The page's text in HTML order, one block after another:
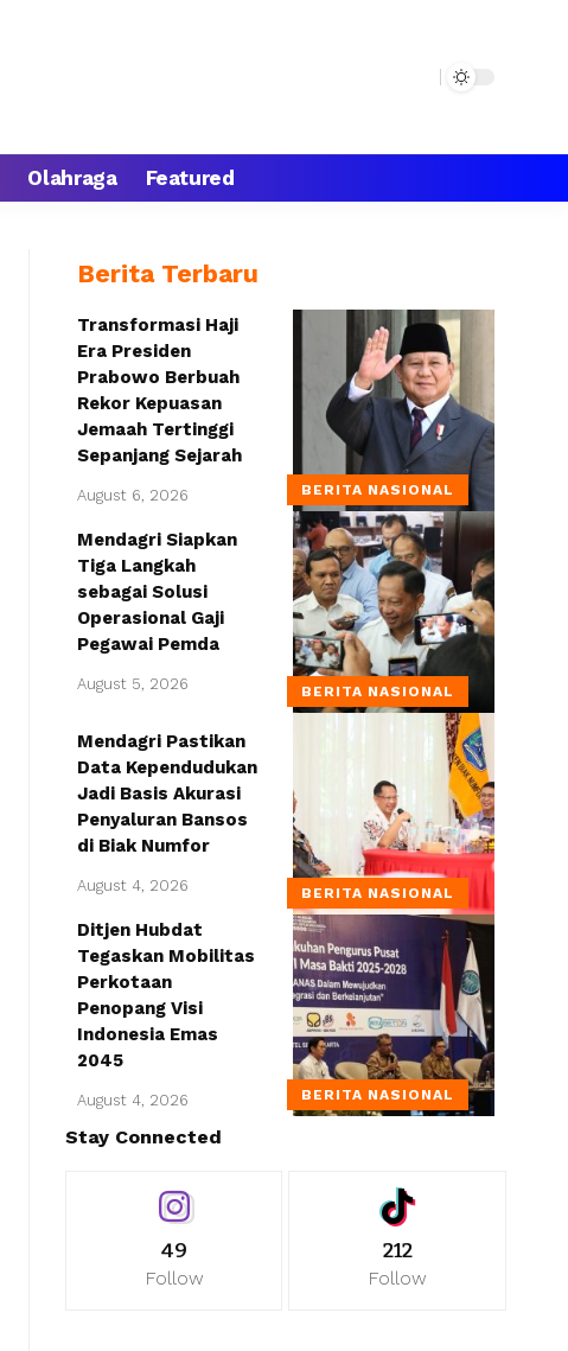
Olahraga Featured
Berita Terbaru
BERITA NASIONAL
Transformasi Haji
Era Presiden
Prabowo Berbuah
Rekor Kepuasan
Jemaah Tertinggi
Sepanjang Sejarah
August 6, 2026
BERITA NASIONAL
Mendagri Siapkan
Tiga Langkah
sebagai Solusi
Operasional Gaji
Pegawai Pemda
August 5, 2026
BERITA NASIONAL
Mendagri Pastikan
Data Kependudukan
Jadi Basis Akurasi
Penyaluran Bansos
di Biak Numfor
August 4, 2026
BERITA NASIONAL
Ditjen Hubdat
Tegaskan Mobilitas
Perkotaan
Penopang Visi
Indonesia Emas
2045
August 4, 2026
Stay Connected
49
Follow
212
Follow